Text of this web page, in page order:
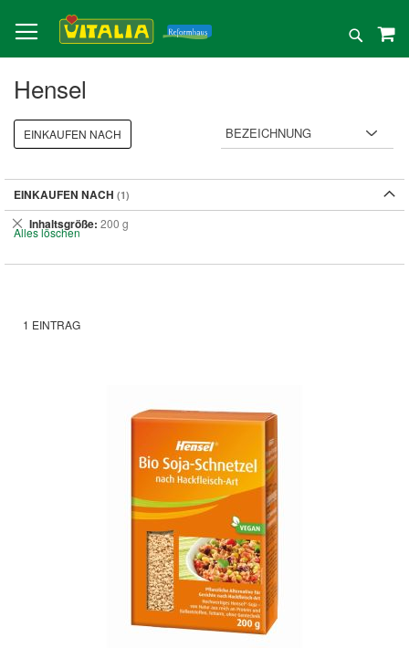
zum
Inhalt
Suche
Hensel
1 EINTRAG
EINKAUFEN NACH
EINKAUFEN NACH
Inhaltsgröße 200 g
Dies
entfernen
Alles löschen